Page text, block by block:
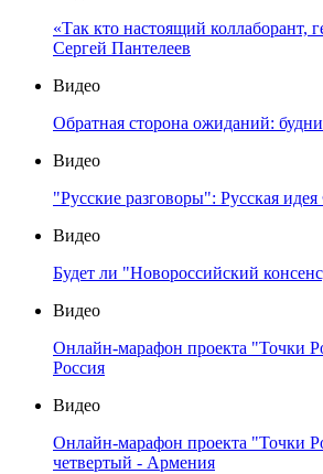
«Так кто настоящий коллаборант,
Сергей Пантелеев
Видео
Обратная сторона ожиданий:
Видео
"Русские разговоры": Русская
Видео
Будет ли "Новороссийский
Видео
Онлайн-марафон проекта "Точки
Россия
Видео
Онлайн-марафон проекта "Точки
четвертый - Армения